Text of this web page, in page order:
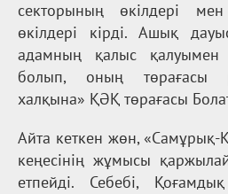
секторының өкілдері
өкілдері кірді. Ашық
адамның қалыс
болып, оның төрағасы
халқына» ҚӘҚ төрағасы
Айта кеткен жөн,
кеңесінің жұмысы
етпейді. Себебі,